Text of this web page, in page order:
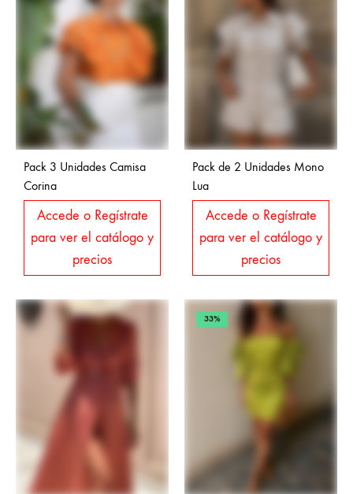
Pack 3 Unidades Camisa
Corina
Accede o Regístrate
para ver el catálogo y
precios
Pack de 2 Unidades Mono
Lua
Accede o Regístrate
para ver el catálogo y
precios
33%